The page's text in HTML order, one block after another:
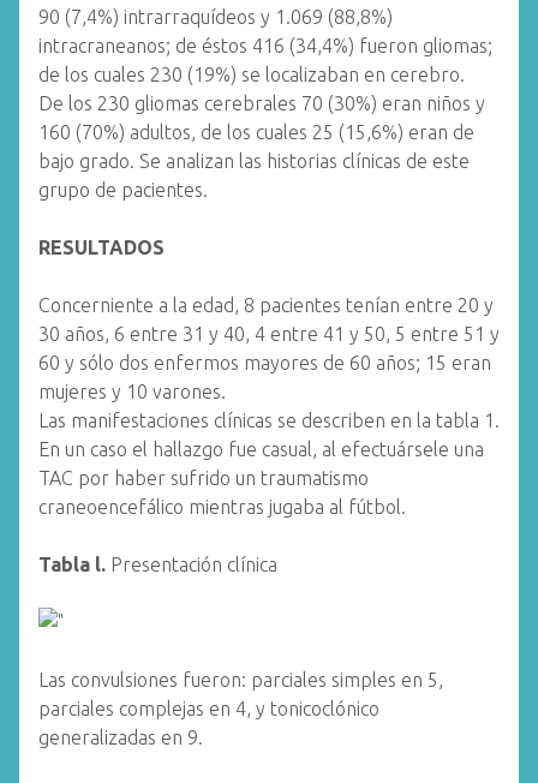
90 (7,4%) intrarraquídeos y 1.069 (88,8%)
intracraneanos; de éstos 416 (34,4%) fueron gliomas;
de los cuales 230 (19%) se localizaban en cerebro.
De los 230 gliomas cerebrales 70 (30%) eran niños y
160 (70%) adultos, de los cuales 25 (15,6%) eran de
bajo grado. Se analizan las historias clínicas de este
grupo de pacientes.
RESULTADOS
Concerniente a la edad, 8 pacientes tenían entre 20 y
30 años, 6 entre 31 y 40, 4 entre 41 y 50, 5 entre 51 y
60 y sólo dos enfermos mayores de 60 años; 15 eran
mujeres y 10 varones.
Las manifestaciones clínicas se describen en la tabla 1.
En un caso el hallazgo fue casual, al efectuársele una
TAC por haber sufrido un traumatismo
craneoencefálico mientras jugaba al fútbol.
Tabla l. Presentación clínica
Las convulsiones fueron: parciales simples en 5,
parciales complejas en 4, y tonicoclónico
generalizadas en 9.